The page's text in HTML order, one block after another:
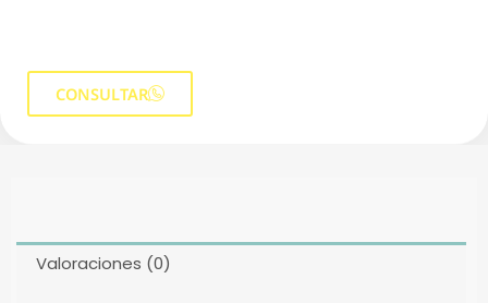
CONSULTAR
Valoraciones (0)